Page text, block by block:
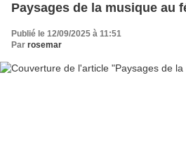
Paysages de la musique au
Publié le 12/09/2025 à 11:51
Par rosemar